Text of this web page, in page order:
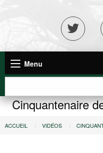
réseaux
sociaux
Navigation
principale
Menu
Cinquantenaire
Vous
ACCUEIL VIDÉOS